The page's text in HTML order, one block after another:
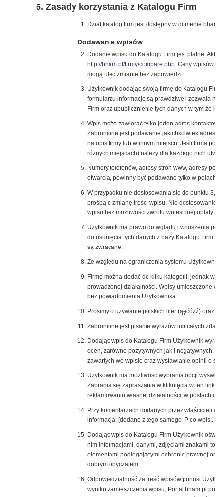
Zasady korzystania z Katalogu Firm
Dział katalog firm jest dostępny w domenie
Dodawanie wpisów
Dodanie wpisu do Katalogu Firm jest płatne.
http://bham.pl/firmy/compare.php. Ceny wpisów
mogą ulec zmianie bez zapowiedzi.
Użytkownik dodając swoją firmę do Katalogu
formularzu informacje są prawdziwe i zezwala
Firm oraz upublicznienie tych danych w tym że
Wpis może zawierać tylko jeden adres
Zabronione jest podawanie jakichkolwiek
na opis firmy lub w innym miejscu. Jeśli firma
różnych miejscach) należy dla każdego nich
Numery telefonów, adresy stron www, adresy
otwarcia, powinny być podawane tylko w polach
W przypadku nie dostosowania się do punktu 3,
prośbą o zmianę treści wpisu. Nie dostosowanie
wpisu bez możliwości zwrotu wniesionej opłaty.
Użytkownik ma prawo do wglądu i wnoszenia
do usunięcia tych danych z bazy Katalogu Firm.
są zwracane.
Ze względu na ograniczenia systemu
Firmę można dodać do kilku kategorii, jednak
prowadzonej działalności. Wpisy umieszczone
bez powiadomienia Użytkownika
Prosimy o używanie polskich liter (ąęćóżź) oraz
Zabronione jest pisanie wyrazów lub całych
Dodając wpis do Katalogu Firm Użytkownik
ocen, zarówno pozytywnych jak i negatywnych.
zawartych we wpisie oraz wystawianie opinii o
Użytkownik ma możliwość wybrania opcji
Zabrania się zapraszania w kliknięcia w ten link
reklamowaniu własnej działalności, w postach
Przy komentarzach dodanych przez właścicieli
informacja: [dodano z tego samego IP co wpis....].
Dodając wpis do Katalogu Firm Użytkownik
nim informacjami, danymi, zdjęciami znakami
elementami podlegającymi ochronie prawnej
dobrym obyczajem.
Odpowiedzialność za treść wpisów ponosi
wyniku zamieszczenia wpisu, Portal bham.pl